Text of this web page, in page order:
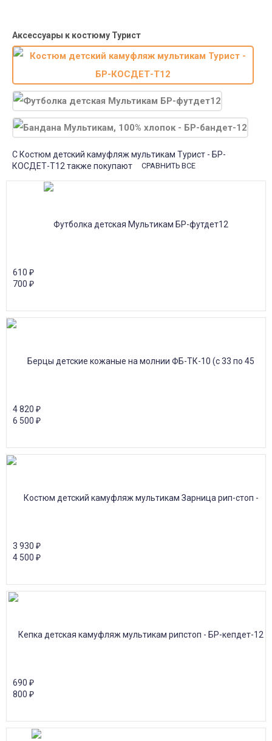
Аксессуары к костюму Турист
С Костюм детский камуфляж мультикам Турист - БР-
КОСДЕТ-Т12 также покупают
СРАВНИТЬ ВСЕ
610 ₽
700 ₽
4 820 ₽
6 500 ₽
3 930 ₽
4 500 ₽
690 ₽
800 ₽